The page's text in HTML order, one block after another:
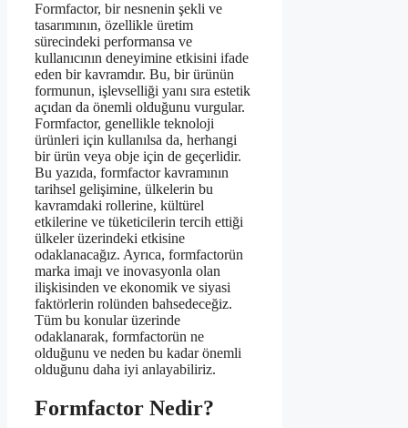
Formfactor, bir nesnenin şekli ve
tasarımının, özellikle üretim
sürecindeki performansa ve
kullanıcının deneyimine etkisini ifade
eden bir kavramdır. Bu, bir ürünün
formunun, işlevselliği yanı sıra estetik
açıdan da önemli olduğunu vurgular.
Formfactor, genellikle teknoloji
ürünleri için kullanılsa da, herhangi
bir ürün veya obje için de geçerlidir.
Bu yazıda, formfactor kavramının
tarihsel gelişimine, ülkelerin bu
kavramdaki rollerine, kültürel
etkilerine ve tüketicilerin tercih ettiği
ülkeler üzerindeki etkisine
odaklanacağız. Ayrıca, formfactorün
marka imajı ve inovasyonla olan
ilişkisinden ve ekonomik ve siyasi
faktörlerin rolünden bahsedeceğiz.
Tüm bu konular üzerinde
odaklanarak, formfactorün ne
olduğunu ve neden bu kadar önemli
olduğunu daha iyi anlayabiliriz.
Formfactor Nedir?